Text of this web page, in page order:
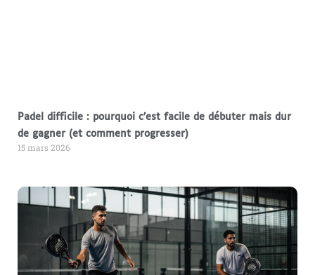
Padel difficile : pourquoi c’est facile de débuter mais dur
de gagner (et comment progresser)
15 mars 2026